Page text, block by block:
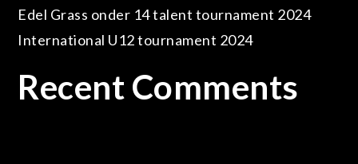
Edel Grass onder 14 talent tournament 2024
International U12 tournament 2024
Recent Comments